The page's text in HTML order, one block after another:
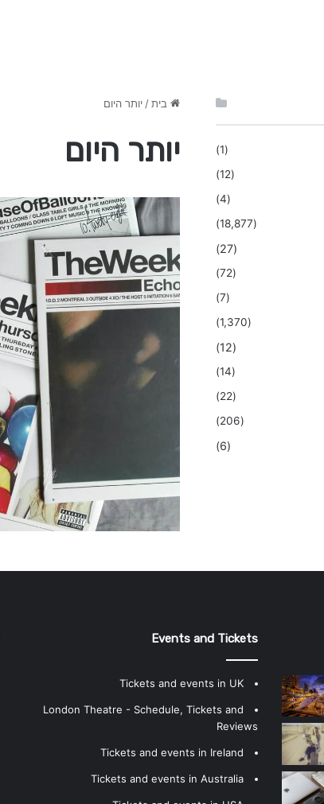
בית / יותר היום
יותר היום
(1)
(12)
(4)
(18,877)
(27)
(72)
(7)
(1,370)
(12)
(14)
(22)
(206)
(6)
Events and Tickets
Tickets and events in UK
London Theatre - Schedule, Tickets and
Reviews
Tickets and events in Ireland
Tickets and events in Australia